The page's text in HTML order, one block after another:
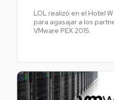
LOL realizó en el Hotel
para agasajar a los
VMware PEX 2015.